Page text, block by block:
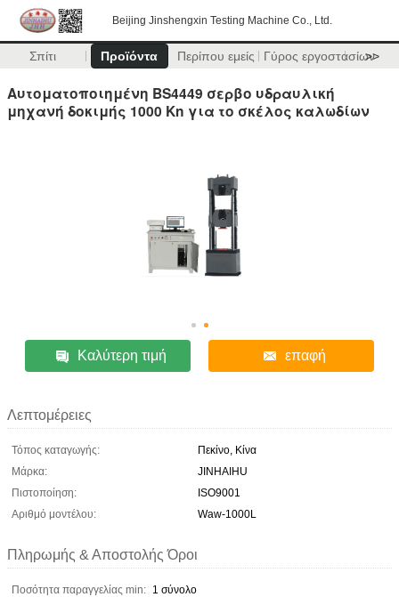
Beijing Jinshengxin Testing Machine Co., Ltd.
Σπίτι Προϊόντα Περίπου εμείς Γύρος εργοστασίων
>>
Αυτοματοποιημένη BS4449 σερβο υδραυλική
μηχανή δοκιμής 1000 Kn για το σκέλος καλωδίων
Καλύτερη τιμή επαφή
Λεπτομέρειες
Τόπος καταγωγής:
Πεκίνο, Κίνα
Μάρκα:
JINHAIHU
Πιστοποίηση:
ISO9001
Αριθμό μοντέλου:
Waw-1000L
Πληρωμής & Αποστολής Όροι
Ποσότητα παραγγελίας min: 1 σύνολο